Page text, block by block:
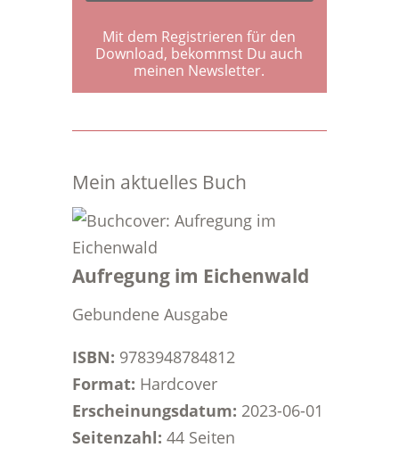
Mit dem Registrieren für den
Download, bekommst Du auch
meinen Newsletter.
Mein aktuelles Buch
Aufregung im Eichenwald
Gebundene Ausgabe
ISBN: 9783948784812
Format: Hardcover
Erscheinungsdatum: 2023-06-01
Seitenzahl: 44 Seiten